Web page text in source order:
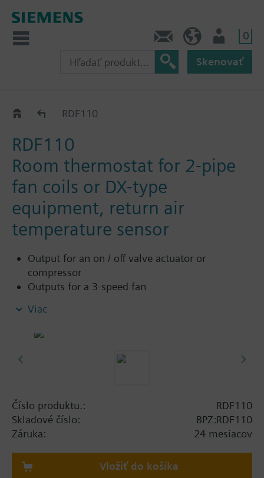
0
Skenovať
RDF.. RDF110
RDF110
Room thermostat for 2-pipe
fan coils or DX-type
equipment, return air
temperature sensor
Output for an on / off valve actuator or
compressor
Outputs for a 3-speed fan
temperature (with sensor QAH11.1)
cooling changeover or return air temperature
Operating modes: normal, energy-saving and
standby
Operating mode changeover input for remote
Viac
Číslo produktu.:
RDF110
Skladové číslo:
BPZ:RDF110
Záruka:
24 mesiacov
Vložiť do košíka